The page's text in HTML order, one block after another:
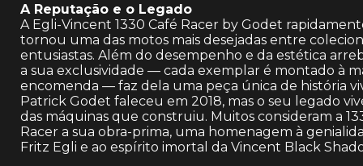
A Reputação e o Legado
A Egli-Vincent 1330 Café Racer by Godet
tornou uma das motos mais desejadas entre
entusiastas. Além do desempenho e da estética
a sua exclusividade — cada exemplar é montado à
encomenda — faz dela uma peça única de história
Patrick Godet faleceu em 2018, mas o seu legado
das máquinas que construiu. Muitos consideram a
Racer a sua obra-prima, uma homenagem à
Fritz Egli e ao espírito imortal da Vincent Black